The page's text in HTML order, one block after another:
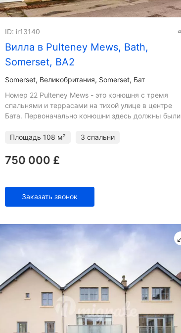
Вилла в Pulteney Mews, Bath,
Somerset, BA2
ID: ir13140
Somerset Великобритания, Somerset, Бат
Номер 22 Pulteney Mews - это конюшня с тремя
спальнями и террасами на тихой улице в центре
Бата. Первоначально конюшни здесь должны были
георгианском стиле на Гр
Площадь 108 м² 3 спальни
750 000 £
Заказать звонок